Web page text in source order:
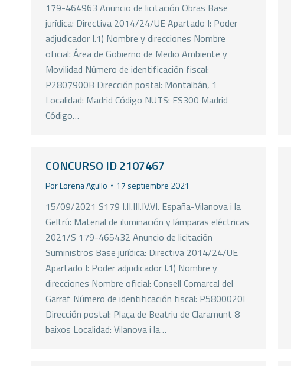
179-464963 Anuncio de licitación Obras Base
jurídica: Directiva 2014/24/UE Apartado I: Poder
adjudicador I.1) Nombre y direcciones Nombre
oficial: Área de Gobierno de Medio Ambiente y
Movilidad Número de identificación fiscal:
P2807900B Dirección postal: Montalbán, 1
Localidad: Madrid Código NUTS: ES300 Madrid
Código…
CONCURSO ID 2107467
PorLorena Agullo 17 septiembre 2021
15/09/2021 S179 I.II.III.IV.VI. España-Vilanova i la
Geltrú: Material de iluminación y lámparas eléctricas
2021/S 179-465432 Anuncio de licitación
Suministros Base jurídica: Directiva 2014/24/UE
Apartado I: Poder adjudicador I.1) Nombre y
direcciones Nombre oficial: Consell Comarcal del
Garraf Número de identificación fiscal: P5800020I
Dirección postal: Plaça de Beatriu de Claramunt 8
baixos Localidad: Vilanova i la…